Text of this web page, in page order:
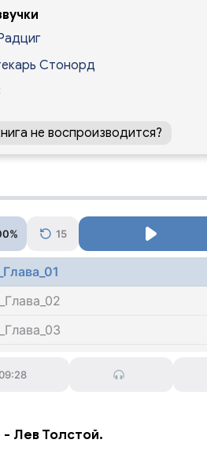
Стонорд
не воспроизводится?
15
- Лев Толстой.